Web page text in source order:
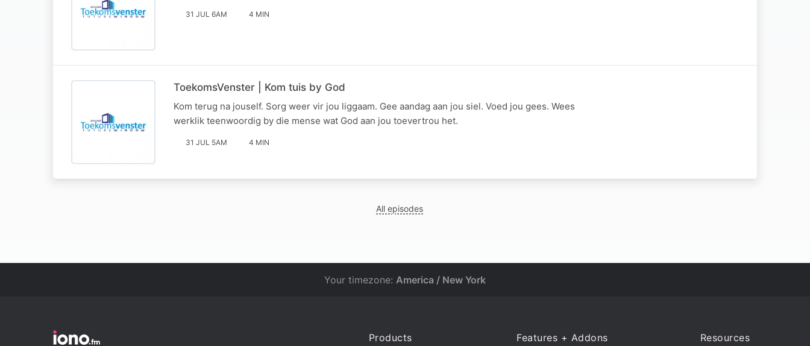
31 JUL 6AM 4 MIN
ToekomsVenster | Kom tuis by God
Kom terug na jouself. Sorg weer vir jou liggaam. Gee aandag aan jou siel. Voed jou gees. Wees
werklik teenwoordig by die mense wat God aan jou toevertrou het.
31 JUL 5AM 4 MIN
All episodes
Your timezone: America / New York
Products Features + Addons Resources